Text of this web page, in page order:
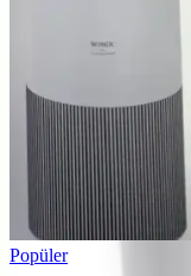
Popüler